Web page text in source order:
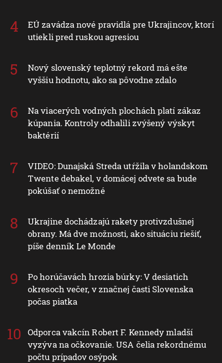
EÚ zavádza nové pravidlá pre Ukrajincov, ktorí
utiekli pred ruskou agresiou
Nový slovenský teplotný rekord má ešte
vyššiu hodnotu, ako sa pôvodne zdalo
Na viacerých vodných plochách platí zákaz
kúpania. Kontroly odhalili zvýšený výskyt
baktérií
VIDEO: Dunajská Streda utŕžila v holandskom
Twente debakel, v domácej odvete sa bude
pokúšať o nemožné
Ukrajine dochádzajú rakety protivzdušnej
obrany. Má dve možnosti, ako situáciu riešiť,
píše denník Le Monde
Po horúčavách hrozia búrky: V desiatich
okresoch večer, v značnej časti Slovenska
počas piatka
Odporca vakcín Robert F. Kennedy mladší
vyzýva na očkovanie. USA čelia rekordnému
počtu prípadov osýpok